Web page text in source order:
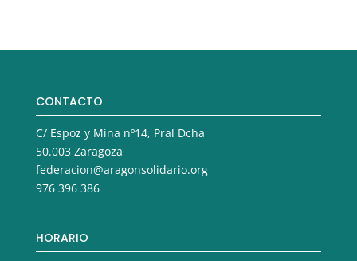
CONTACTO
C/ Espoz y Mina nº14, Pral Dcha
50.003 Zaragoza
federacion@aragonsolidario.org
976 396 386
HORARIO